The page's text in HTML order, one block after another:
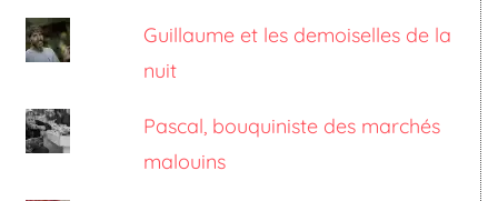
Guillaume et les demoiselles de la
nuit
Pascal, bouquiniste des marchés
malouins